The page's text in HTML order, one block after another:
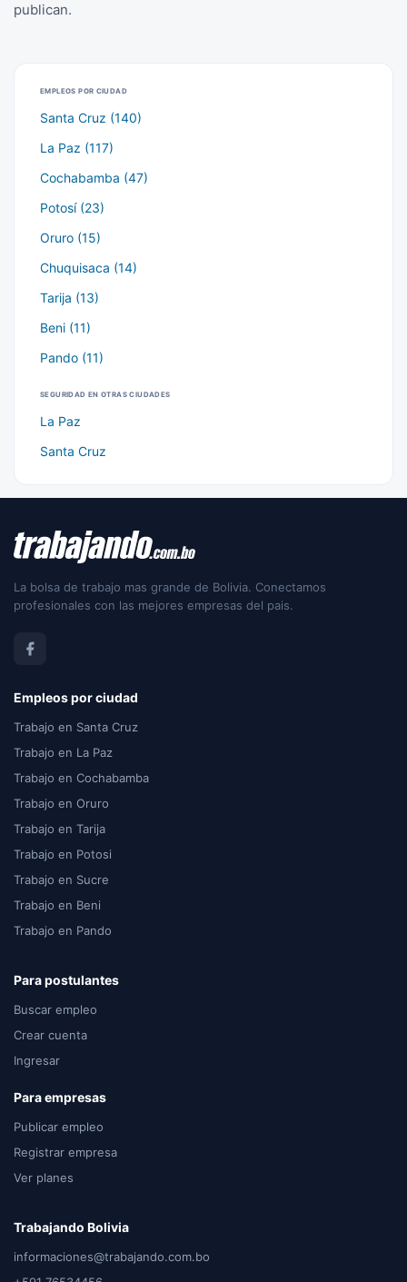
publican.
EMPLEOS POR CIUDAD
Santa Cruz (140)
La Paz (117)
Cochabamba (47)
Potosí (23)
Oruro (15)
Chuquisaca (14)
Tarija (13)
Beni (11)
Pando (11)
SEGURIDAD EN OTRAS CIUDADES
La Paz
Santa Cruz
La bolsa de trabajo mas grande de Bolivia. Conectamos
profesionales con las mejores empresas del pais.
Empleos por ciudad
Trabajo en Santa Cruz
Trabajo en La Paz
Trabajo en Cochabamba
Trabajo en Oruro
Trabajo en Tarija
Trabajo en Potosi
Trabajo en Sucre
Trabajo en Beni
Trabajo en Pando
Para postulantes
Buscar empleo
Crear cuenta
Ingresar
Para empresas
Publicar empleo
Registrar empresa
Ver planes
Trabajando Bolivia
informaciones@trabajando.com.bo